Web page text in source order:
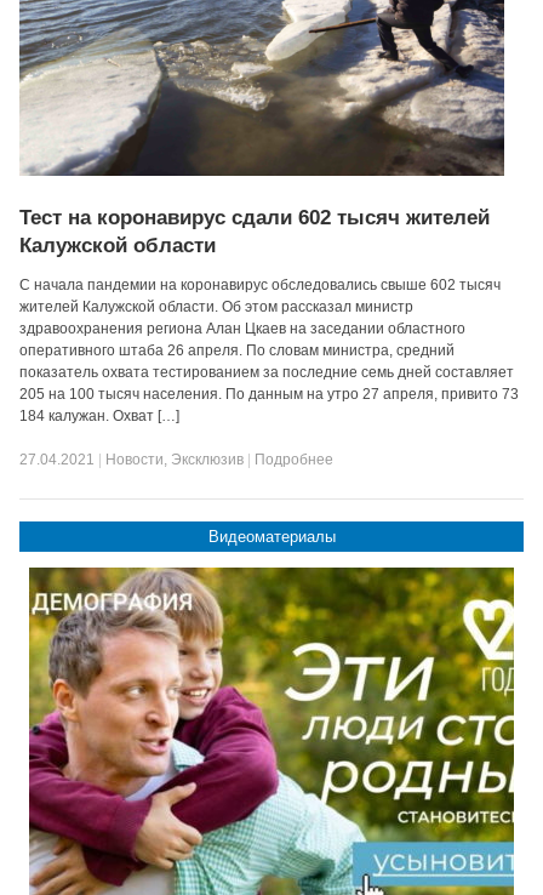
Тест на коронавирус сдали 602 тысяч жителей
Калужской области
С начала пандемии на коронавирус обследовались свыше 602 тысяч
жителей Калужской области. Об этом рассказал министр
здравоохранения региона Алан Цкаев на заседании областного
оперативного штаба 26 апреля. По словам министра, средний
показатель охвата тестированием за последние семь дней составляет
205 на 100 тысяч населения. По данным на утро 27 апреля, привито 73
184 калужан. Охват […]
27.04.2021 Новости, Эксклюзив Подробнее
Видеоматериалы